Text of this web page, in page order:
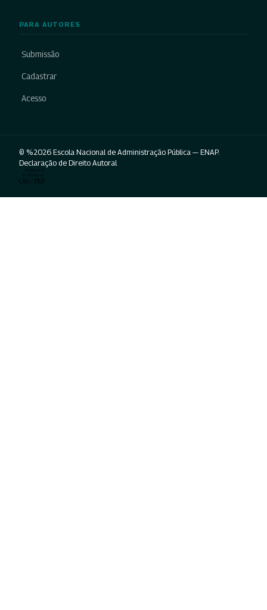
PARA AUTORES
Submissão
Cadastrar
Acesso
© %2026 Escola Nacional de Administração Pública — ENAP.
Declaração de Direito Autoral